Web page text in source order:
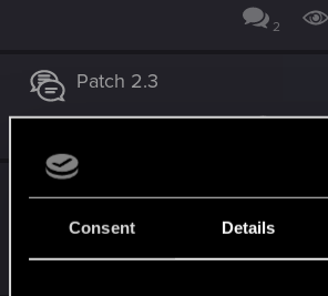
Consent Details
2
Patch 2.3
City — Une équipe inoubliable